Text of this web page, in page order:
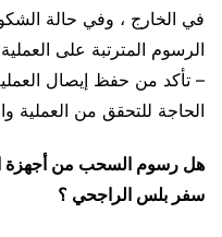
في الخارج ، وفي حالة
الرسوم المترتبة على
– تأكد من حفظ إيصال
الحاجة للتحقق من العملية
هل رسوم السحب من أجهزة
سفر بلس الراجحي ؟